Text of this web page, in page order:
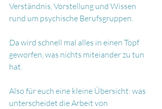
Verständnis, Vorstellung und Wissen
rund um psychische Berufsgruppen.
Da wird schnell mal alles in einen Topf
geworfen, was nichts miteiander zu tun
hat.
Also für euch eine kleine Übersicht: was
unterscheidet die Arbeit von